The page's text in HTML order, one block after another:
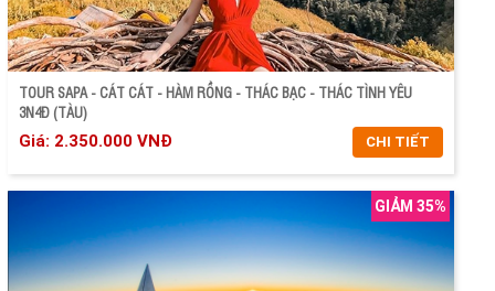
ĐẶT TOUR
TOUR SAPA - CÁT CÁT - HÀM RỒNG - THÁC BẠC - THÁC TÌNH YÊU
3N4Đ (TÀU)
Giá: 2.350.000 VNĐ CHI TIẾT
GIẢM 35%